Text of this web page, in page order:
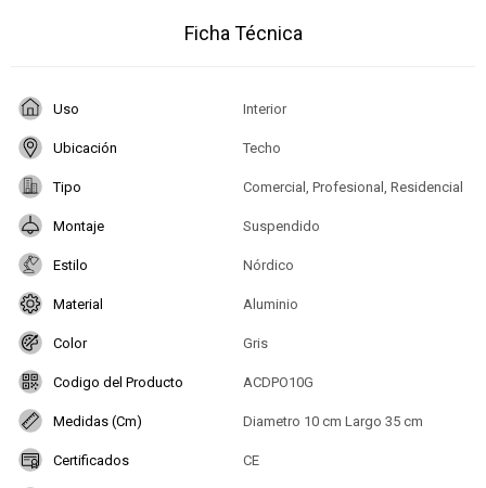
Ficha Técnica
Uso Interior
Ubicación Techo
Tipo Comercial, Profesional, Residencial
Montaje Suspendido
Estilo Nórdico
Material Aluminio
Color Gris
Codigo del Producto ACDPO10G
Medidas (Cm) Diametro 10 cm Largo 35 cm
Certificados CE